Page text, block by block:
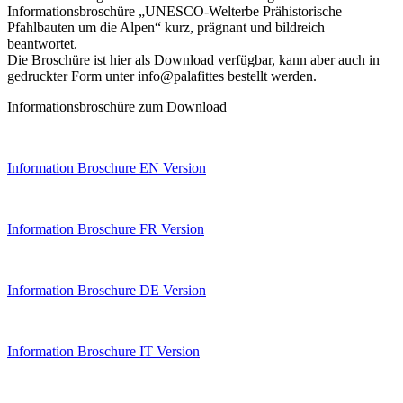
Informationsbroschüre „UNESCO-Welterbe Prähistorische
Pfahlbauten um die Alpen“ kurz, prägnant und bildreich
beantwortet.
Die Broschüre ist hier als Download verfügbar, kann aber auch in
gedruckter Form unter info@palafittes bestellt werden.
Informationsbroschüre zum Download
Information Broschure EN Version
Information Broschure FR Version
Information Broschure DE Version
Information Broschure IT Version